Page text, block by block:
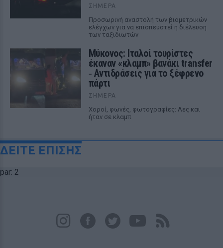
ΣΉΜΕΡΑ
Προσωρινή αναστολή των βιομετρικών
ελέγχων για να επισπευστεί η διέλευση
των ταξιδιωτών
Μύκονος: Ιταλοί τουρίστες
έκαναν «κλαμπ» βανάκι transfer
‑ Αντιδράσεις για το ξέφρενο
πάρτι
ΣΉΜΕΡΑ
Χοροί, φωνές, φωτογραφίες: Λες και
ήταν σε κλαμπ
ΔΕΙΤΕ ΕΠΙΣΗΣ
par: 2